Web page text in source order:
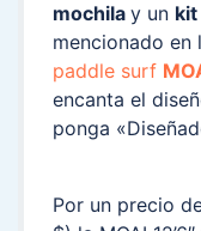
mochila y un
mencionado en
paddle surf
encanta el
ponga
Por un precio